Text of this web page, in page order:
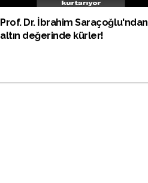
Prof. Dr. İbrahim Saraçoğlu'ndan
altın değerinde kürler!